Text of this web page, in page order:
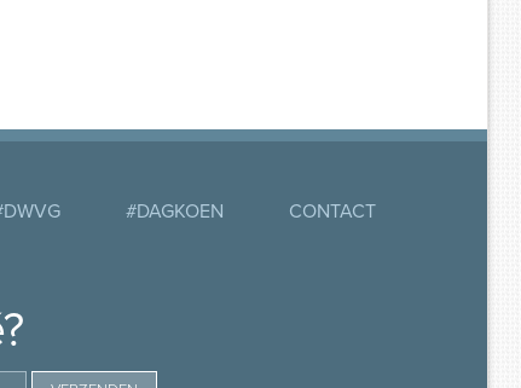
#DAGKOEN CONTACT